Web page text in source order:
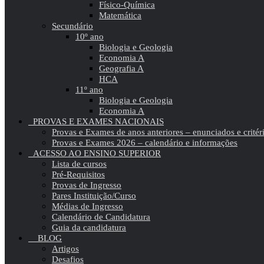
Físico-Química
Matemática
Secundário
10º ano
Biologia e Geologia
Economia A
Geografia A
HCA
11º ano
Biologia e Geologia
Economia A
PROVAS E EXAMES NACIONAIS
Provas e Exames de anos anteriores – enunciados e
Provas e Exames 2026 – calendário e informações
ACESSO AO ENSINO SUPERIOR
Lista de cursos
Pré-Requisitos
Provas de Ingresso
Pares Instituição/Curso
Médias de Ingresso
Calendário de Candidatura
Guia da candidatura
BLOG
Artigos
Desafios